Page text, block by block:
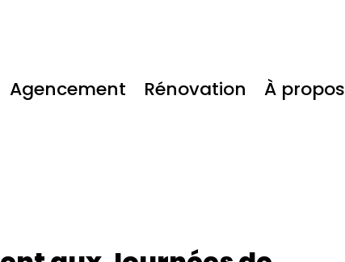
Agencement Rénovation À propos